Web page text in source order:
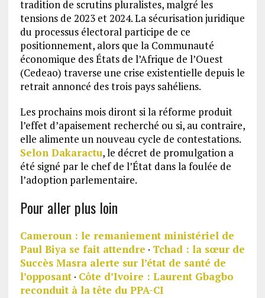
tradition de scrutins pluralistes, malgré les
tensions de 2023 et 2024. La sécurisation juridique
du processus électoral participe de ce
positionnement, alors que la Communauté
économique des États de l’Afrique de l’Ouest
(Cedeao) traverse une crise existentielle depuis le
retrait annoncé des trois pays sahéliens.
Les prochains mois diront si la réforme produit
l’effet d’apaisement recherché ou si, au contraire,
elle alimente un nouveau cycle de contestations.
Selon Dakaractu, le décret de promulgation a
été signé par le chef de l’État dans la foulée de
l’adoption parlementaire.
Pour aller plus loin
Cameroun : le remaniement ministériel de
Paul Biya se fait attendre · Tchad : la sœur de
Succès Masra alerte sur l’état de santé de
l’opposant· Côte d’Ivoire : Laurent Gbagbo
reconduit à la tête du PPA-CI